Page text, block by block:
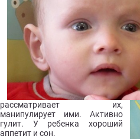
рассматривает их,
манипулирует ими. Активно
гулит. У ребенка хороший
аппетит и сон.